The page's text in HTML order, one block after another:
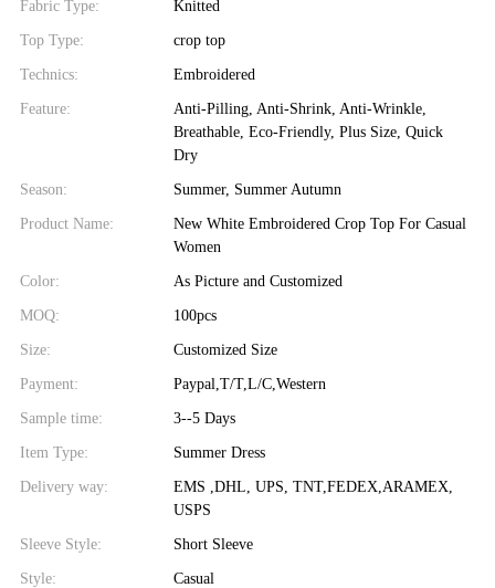
Fabric Type: Knitted
Top Type: crop top
Technics: Embroidered
Feature:
Anti-Pilling, Anti-Shrink, Anti-Wrinkle,
Breathable, Eco-Friendly, Plus Size, Quick
Dry
Season: Summer, Summer Autumn
Product Name:
New White Embroidered Crop Top For Casual
Women
Color: As Picture and Customized
MOQ: 100pcs
Size: Customized Size
Payment: Paypal,T/T,L/C,Western
Sample time: 3--5 Days
Item Type: Summer Dress
Delivery way:
EMS ,DHL, UPS, TNT,FEDEX,ARAMEX,
USPS
Sleeve Style: Short Sleeve
Style: Casual